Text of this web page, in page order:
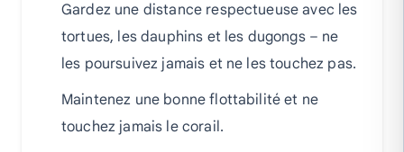
Gardez une distance respectueuse avec les
tortues, les dauphins et les dugongs – ne
les poursuivez jamais et ne les touchez pas.
Maintenez une bonne flottabilité et ne
touchez jamais le corail.